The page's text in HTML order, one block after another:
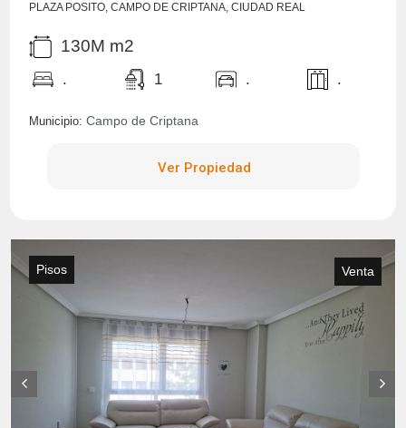
PLAZA POSITO, CAMPO DE CRIPTANA, CIUDAD REAL
130M m2
. 1 . .
Municipio: Campo de Criptana
Ver Propiedad
Pisos Venta